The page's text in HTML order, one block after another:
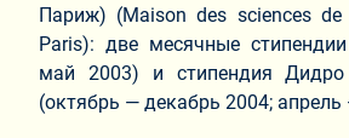
Париж) (Maison des sciences de
Paris): две месячные
май 2003) и стипендия Дидро
(октябрь — декабрь 2004;